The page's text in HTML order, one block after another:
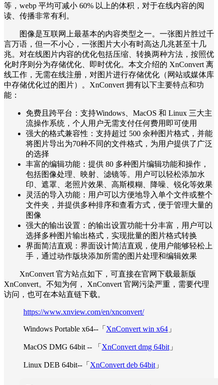
等，webp 平均可减小 60% 以上的体积，对于在线内容的阅
读、传播非常有利。
图像是互联网上最基本的内容类型之一。一张图片胜过千
言万语，但一不小心，一张图片大小有时高达几兆甚至十几
兆。对在线图片内容的优化包括压缩、转换两种方法，按照优
化时序则分为存储优化、即时优化。本文介绍的 XnConvert 离
线工作，无需在线注册，对图片进行存储优化（网站或媒体库
中存储优化过的图片）。XnConvert 拥有以下主要特点和功
能：
免费且跨平台：支持Windows、MacOS 和 Linux 三大主
流操作系统，个人用户无需支付任何费用即可使用
强大的格式兼容性：支持超过 500 余种图片格式，并能
将图片导出为70种不同的文件格式，为用户提供了广泛
的选择
丰富的编辑功能：提供 80 多种图片编辑功能和操作，
包括图像处理、映射、滤镜等。用户可以轻松添加水
印、遮罩、老照片效果、高斯模糊、降噪、锐化等效果
灵活的导入功能：用户可以方便地导入单个文件或整个
文件夹，并提供多种排序和查看方式，便于管理大量的
图像
强大的输出设置：的输出设置功能十分丰富，用户可以
选择多种图片输出格式，实现批量的图片格式转换
界面简洁直观：界面设计简洁直观，使用户能够轻松上
手，通过动作版块添加所需的图片处理和编辑效果
XnConvert 官方站点如下，可直接在官网下载最新版
XnConvert。不知为何， XnConvert 官网污染严重，需要代理
访问，也可在本站直链下载。
https://www.xnview.com/en/xnconvert/
Windows Portable x64--「 XnConvert win x64 」
MacOS DMG 64bit -- 「 XnConvert dmg 64bit 」
Linux DEB 64bit--「 XnConvert deb 64bit 」